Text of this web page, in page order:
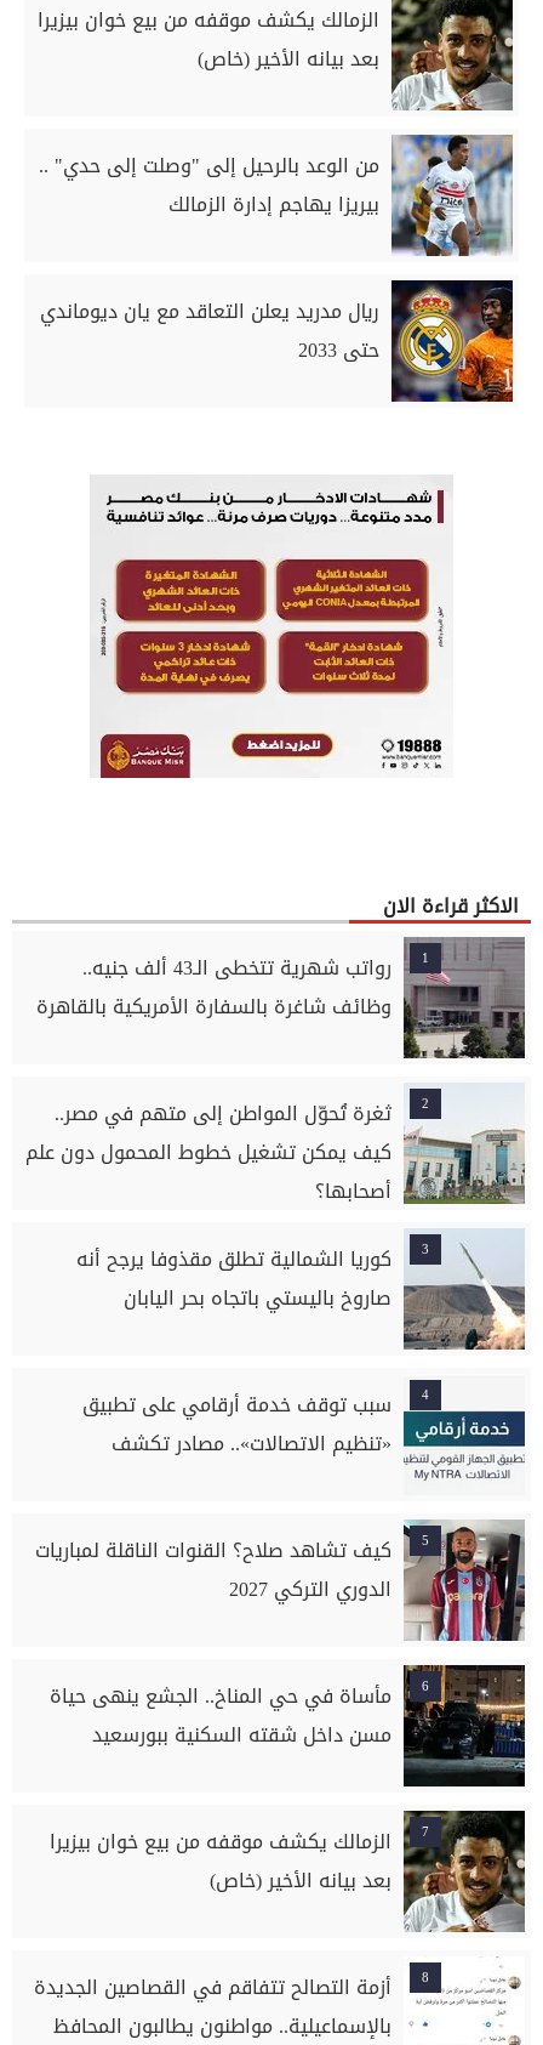
الزمالك يكشف موقفه من بيع خوان بيزيرا
بعد بيانه الأخير (خاص)
من الوعد بالرحيل إلى "وصلت إلى حدي" ..
بيريزا يهاجم إدارة الزمالك
ريال مدريد يعلن التعاقد مع يان ديوماندي
حتى 2033
الاكثر قراءة الان
1
رواتب شهرية تتخطى الـ43 ألف جنيه..
وظائف شاغرة بالسفارة الأمريكية بالقاهرة
2
ثغرة تُحوّل المواطن إلى متهم في مصر..
كيف يمكن تشغيل خطوط المحمول دون علم
أصحابها؟
3
كوريا الشمالية تطلق مقذوفا يرجح أنه
صاروخ باليستي باتجاه بحر اليابان
4
سبب توقف خدمة أرقامي على تطبيق
«تنظيم الاتصالات».. مصادر تكشف
5
كيف تشاهد صلاح؟ القنوات الناقلة لمباريات
الدوري التركي 2027
6
مأساة في حي المناخ.. الجشع ينهى حياة
مسن داخل شقته السكنية ببورسعيد
7
الزمالك يكشف موقفه من بيع خوان بيزيرا
بعد بيانه الأخير (خاص)
8
أزمة التصالح تتفاقم في القصاصين الجديدة
بالإسماعيلية.. مواطنون يطالبون المحافظ